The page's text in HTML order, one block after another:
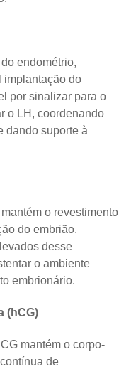
endométrio,
implantação do
por sinalizar para o
o LH, coordenando
dando suporte à
o revestimento
do embrião.
desse
o ambiente
embrionário.
(hCG)
mantém o corpo-
de